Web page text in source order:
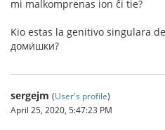
mi malkomprenas ion ĉi tie?
Kio estas la genitivo singulara
доми́шки?
sergejm (User's profile)
April 25, 2020, 5:47:23 PM